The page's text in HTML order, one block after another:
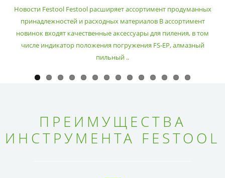
Новости Festool Festool расширяет ассортимент продуманных
принадлежностей и расходных материалов В ассортимент
новинок входят качественные аксессуары для пиления, в том
числе индикатор положения погружения FS-EP, алмазный
пильный ..
ПРЕИМУЩЕСТВА
ИНСТРУМЕНТА FESTOOL